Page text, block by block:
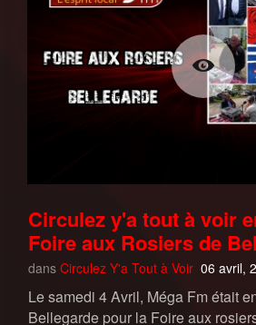
Circulez y'a tout à voir
Foire aux Rosiers de
dans Circulez Y'a Tout à Voir 06 avril,
Le samedi 4 Avril, Méga Fm était
Bellegarde pour la Foire aux